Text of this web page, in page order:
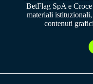
BetFlag SpA e
materiali
contenuti